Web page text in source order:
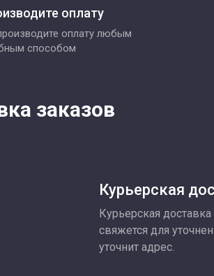
оплату
оплату любым
способом
заказов
Курьерская
Курьерская
свяжется для
уточнит адрес.